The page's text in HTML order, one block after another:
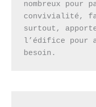
nombreux pour
convivialité,
surtout,
l’édifice pour
besoin.